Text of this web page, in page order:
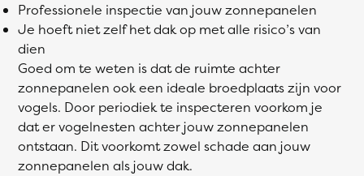
Professionele inspectie van jouw zonnepanelen
Je hoeft niet zelf het dak op met alle risico’s van
dien
Goed om te weten is dat de ruimte achter
zonnepanelen ook een ideale broedplaats zijn voor
vogels. Door periodiek te inspecteren voorkom je
dat er vogelnesten achter jouw zonnepanelen
ontstaan. Dit voorkomt zowel schade aan jouw
zonnepanelen als jouw dak.